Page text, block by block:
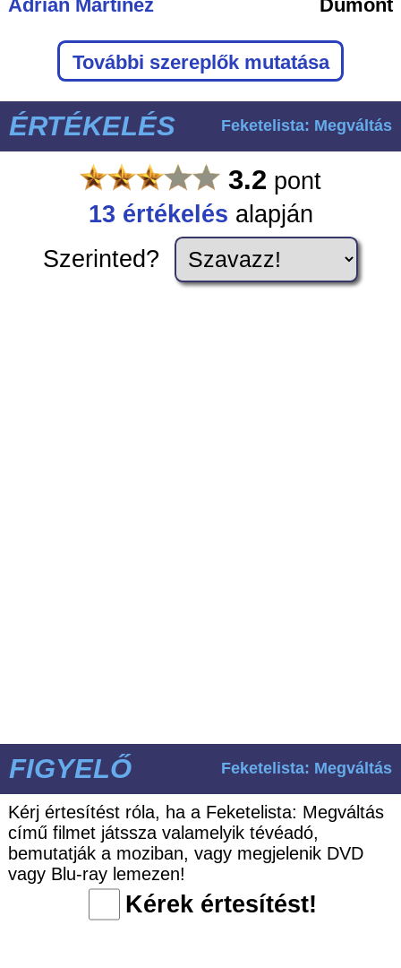
Adrian Martinez
Dumont
További szereplők mutatása
ÉRTÉKELÉS Feketelista: Megváltás
3.2 pont
13 értékelés alapján
Szerinted?
FIGYELŐ Feketelista: Megváltás
Kérj értesítést róla, ha a Feketelista: Megváltás
című filmet játssza valamelyik tévéadó,
bemutatják a moziban, vagy megjelenik DVD
vagy Blu-ray lemezen!
Kérek értesítést!